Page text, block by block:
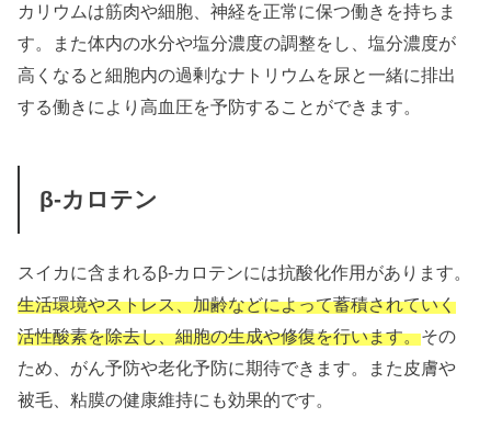
カリウムは筋肉や細胞、神経を正常に保つ働きを持ちま
す。また体内の水分や塩分濃度の調整をし、塩分濃度が
高くなると細胞内の過剰なナトリウムを尿と一緒に排出
する働きにより高血圧を予防することができます。
β-カロテン
スイカに含まれるβ-カロテンには抗酸化作用があります。
生活環境やストレス、加齢などによって蓄積されていく
活性酸素を除去し、細胞の生成や修復を行います。その
ため、がん予防や老化予防に期待できます。また皮膚や
被毛、粘膜の健康維持にも効果的です。